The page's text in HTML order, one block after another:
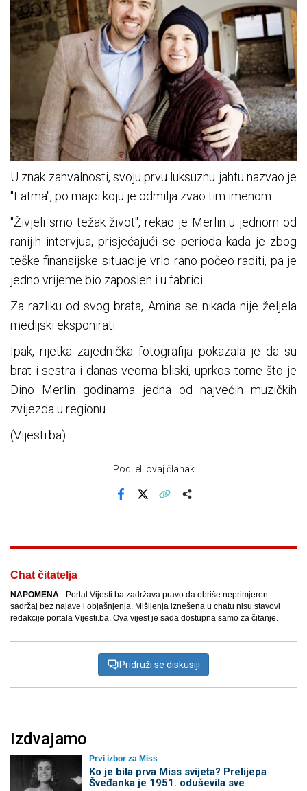
U znak zahvalnosti, svoju prvu luksuznu jahtu nazvao je
"Fatma", po majci koju je odmilja zvao tim imenom.
"Živjeli smo težak život", rekao je Merlin u jednom od
ranijih intervjua, prisjećajući se perioda kada je zbog
teške finansijske situacije vrlo rano počeo raditi, pa je
jedno vrijeme bio zaposlen i u fabrici.
Za razliku od svog brata, Amina se nikada nije željela
medijski eksponirati.
Ipak, rijetka zajednička fotografija pokazala je da su
brat i sestra i danas veoma bliski, uprkos tome što je
Dino Merlin godinama jedna od najvećih muzičkih
zvijezda u regionu.
(Vijesti.ba)
Podijeli ovaj članak
Chat čitatelja
NAPOMENA - Portal Vijesti.ba zadržava pravo da obriše neprimjeren
sadržaj bez najave i objašnjenja. Mišljenja iznešena u chatu nisu stavovi
redakcije portala Vijesti.ba. Ova vijest je sada dostupna samo za čitanje.
Pridruži se diskusiji
Izdvajamo
Prvi izbor za Miss
Ko je bila prva Miss svijeta? Prelijepa
Šveđanka je 1951. oduševila sve